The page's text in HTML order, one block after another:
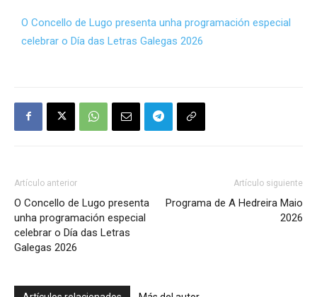
O Concello de Lugo presenta unha programación especial
celebrar o Día das Letras Galegas 2026
Artículo anterior
O Concello de Lugo presenta
unha programación especial
celebrar o Día das Letras
Galegas 2026
Artículo siguiente
Programa de A Hedreira Maio
2026